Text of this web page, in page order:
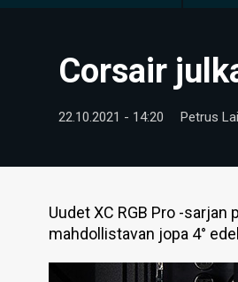
Corsair
22.10.2021 - 14:20 Petrus
Uudet XC RGB Pro -
mahdollistavan jopa 4°